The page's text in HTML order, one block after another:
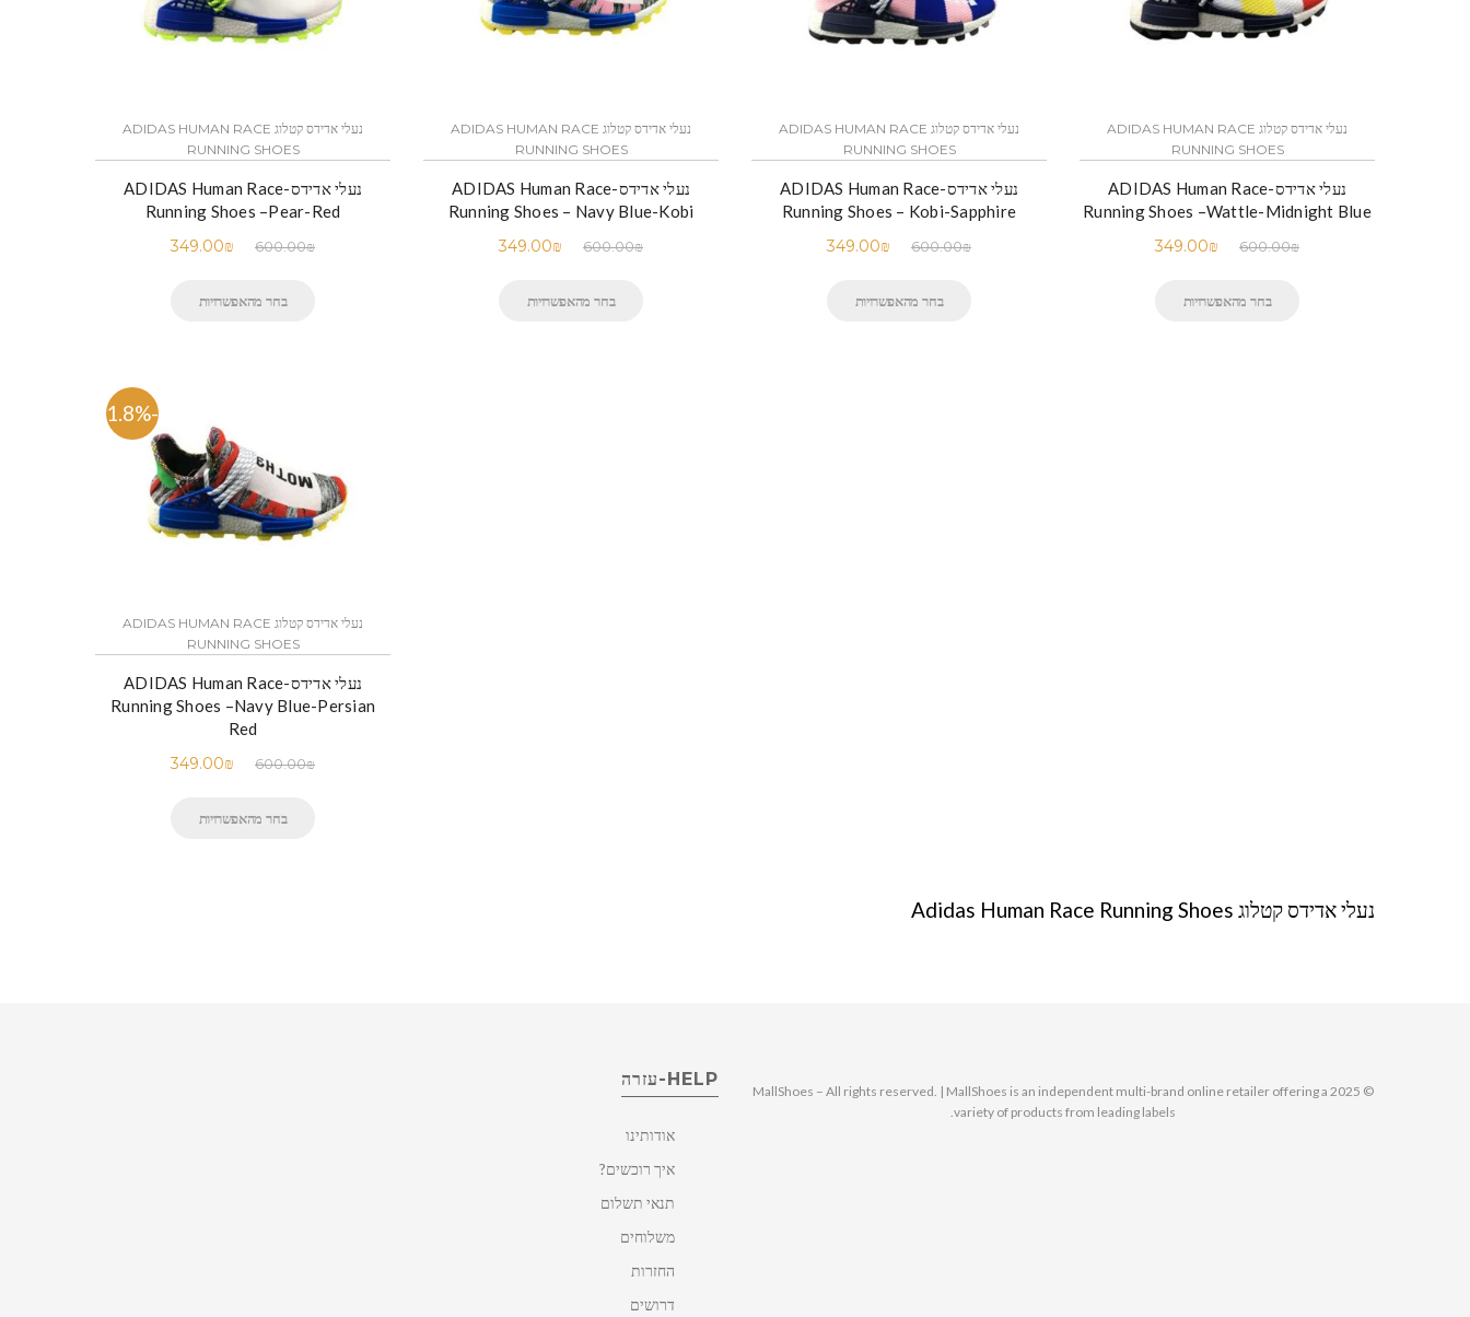
נעלי אדידס קטלוג ADIDAS HUMAN RACE
RUNNING SHOES
נעלי אדידס-ADIDAS Human Race
Running Shoes –Pear-Red
600.00₪
349.00₪
בחר מהאפשרויות
נעלי אדידס קטלוג ADIDAS HUMAN RACE
RUNNING SHOES
נעלי אדידס-ADIDAS Human Race
Running Shoes – Navy Blue-Kobi
600.00₪
349.00₪
בחר מהאפשרויות
נעלי אדידס קטלוג ADIDAS HUMAN RACE
RUNNING SHOES
נעלי אדידס-ADIDAS Human Race
Running Shoes – Kobi-Sapphire
600.00₪
349.00₪
בחר מהאפשרויות
נעלי אדידס קטלוג ADIDAS HUMAN RACE
RUNNING SHOES
נעלי אדידס-ADIDAS Human Race
Running Shoes –Wattle-Midnight Blue
600.00₪
349.00₪
בחר מהאפשרויות
-41.8%
נעלי אדידס קטלוג ADIDAS HUMAN RACE
RUNNING SHOES
נעלי אדידס-ADIDAS Human Race
Running Shoes –Navy Blue-Persian
Red
600.00₪
349.00₪
בחר מהאפשרויות
נעלי אדידס קטלוג Adidas Human Race Running Shoes
HELP-עזרה
אודותינו
איך רוכשים?
תנאי תשלום
משלוחים
החזרות
דרושים
© 2025 MallShoes – All rights reserved. | MallShoes is an independent multi-brand online retailer offering a
variety of products from leading labels.